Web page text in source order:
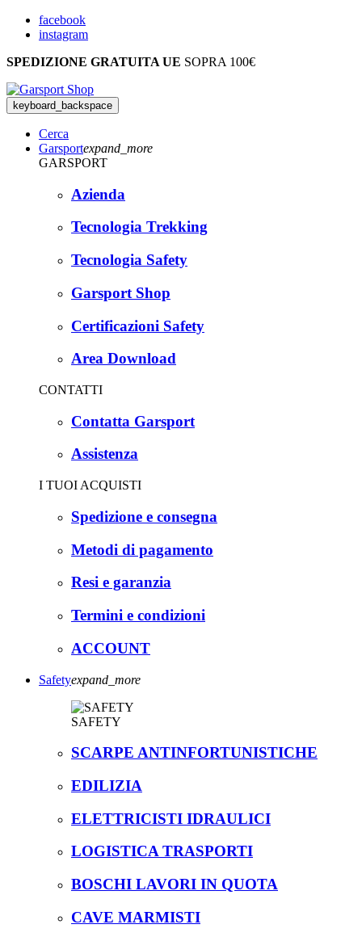
facebook
instagram
SPEDIZIONE GRATUITA UE SOPRA 100€
keyboard_backspace
Cerca
Garsportexpand_more
GARSPORT
Azienda
Tecnologia Trekking
Tecnologia Safety
Garsport Shop
Certificazioni Safety
Area Download
CONTATTI
Contatta Garsport
Assistenza
I TUOI ACQUISTI
Spedizione e consegna
Metodi di pagamento
Resi e garanzia
Termini e condizioni
ACCOUNT
Safetyexpand_more
SAFETY
SCARPE ANTINFORTUNISTICHE
EDILIZIA
ELETTRICISTI IDRAULICI
LOGISTICA TRASPORTI
BOSCHI LAVORI IN QUOTA
CAVE MARMISTI